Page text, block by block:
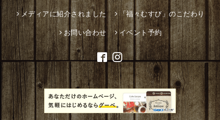
メディアに紹介されました 「福々むすび」のこだわり
お問い合わせ イベント予約